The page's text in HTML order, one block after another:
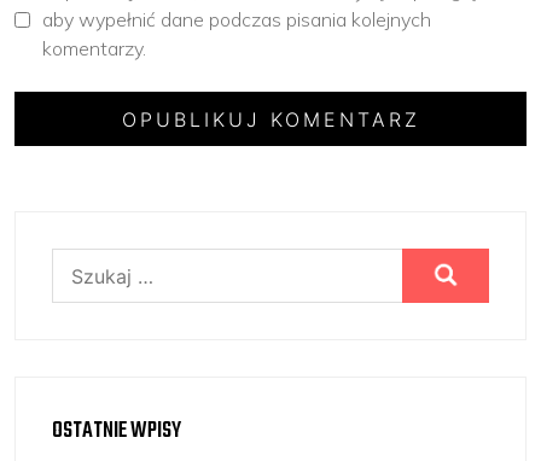
aby wypełnić dane podczas pisania kolejnych
komentarzy.
OSTATNIE WPISY